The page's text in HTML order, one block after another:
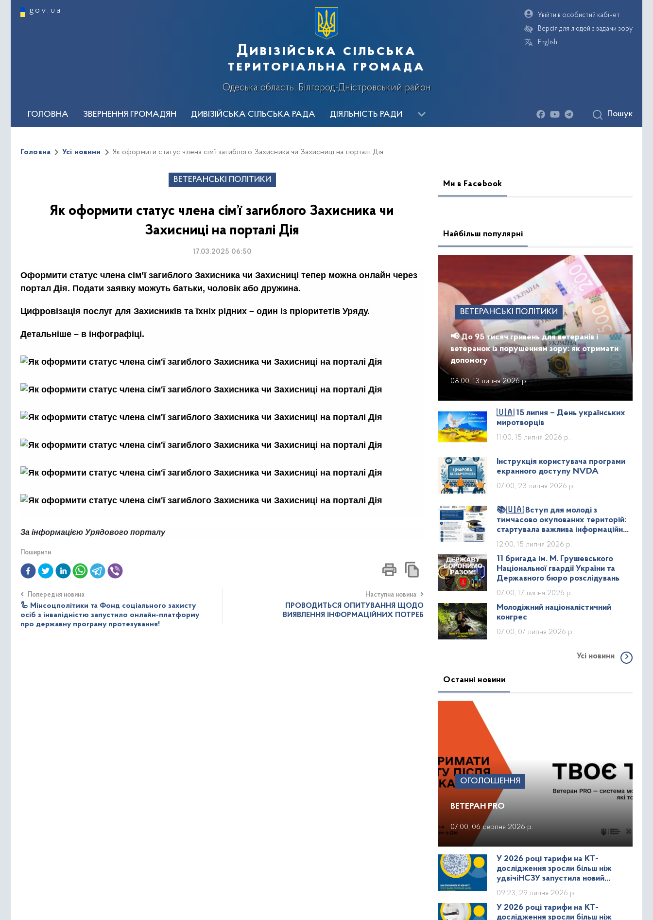
gov.ua
Дивізійська сільська
територіальна громада
Одеська область, Білгород-Дністровський район
Увійти в особистий кабінет
Версія для людей з вадами зору
English
ГОЛОВНА ЗВЕРНЕННЯ ГРОМАДЯН ДИВІЗІЙСЬКА СІЛЬСЬКА РАДА ДІЯЛЬНІСТЬ РАДИ Пошук
Головна Усі новини Як оформити статус члена сім’ї загиблого Захисника чи Захисниці на порталі Дія
ВЕТЕРАНСЬКІ ПОЛІТИКИ
Як оформити статус члена сім’ї загиблого Захисника чи
Захисниці на порталі Дія
17.03.2025 06:50
Оформити статус члена сім’ї загиблого Захисника чи Захисниці тепер можна онлайн через
портал Дія. Подати заявку можуть батьки, чоловік або дружина.
Цифровізація послуг для Захисників та їхніх рідних – один із пріоритетів Уряду.
Детальніше – в інфографіці.
За інформацією Урядового порталу
Поширити
Попередня новина
🦾 Мінсоцполітики та Фонд соціального захисту
осіб з інвалідністю запустило онлайн-платформу
про державну програму протезування!
Наступна новина
ПРОВОДИТЬСЯ ОПИТУВАННЯ ЩОДО
ВИЯВЛЕННЯ ІНФОРМАЦІЙНИХ ПОТРЕБ
Ми в Facebook
Найбільш популярні
ВЕТЕРАНСЬКІ ПОЛІТИКИ
📢 До 95 тисяч гривень для ветеранів і
ветеранок із порушенням зору: як отримати
допомогу
08:00, 13 липня 2026 р.
🇺🇦 15 липня – День українських
миротворців
11:00, 15 липня 2026 р.
Інструкція користувача програми
екранного доступу NVDA
07:00, 23 липня 2026 р.
📚🇺🇦 Вступ для молоді з
тимчасово окупованих територій:
стартувала важлива інформаційна
кампанія!
12:00, 15 липня 2026 р.
11 бригада ім. М. Грушевського
Національної гвардії України та
Державного бюро розслідувань
07:00, 17 липня 2026 р.
Молодіжний націоналістичний
конгрес
07:00, 07 липня 2026 р.
Усі новини
Останні новини
ОГОЛОШЕННЯ
ВЕТЕРАН PRO
07:00, 06 серпня 2026 р.
У 2026 році тарифи на КТ-
дослідження зросли більш ніж
удвічіНСЗУ запустила новий
дашборд зі статистикою КТ та МРТ
09:23, 29 липня 2026 р.
У 2026 році тарифи на КТ-
дослідження зросли більш ніж